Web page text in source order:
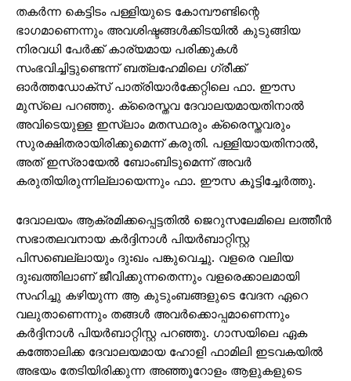
തകർന്ന കെട്ടിടം പള്ളിയുടെ കോമ്പൗണ്ടിന്റെ
ഭാഗമാണെന്നും അവശിഷ്ടങ്ങൾക്കിടയിൽ കുടുങ്ങിയ
നിരവധി പേര്‍ക്ക് കാര്യമായ പരിക്കുകള്‍
സംഭവിച്ചിട്ടുണ്ടെന്ന് ബത്‌ലഹേമിലെ ഗ്രീക്ക്
ഓർത്തഡോക്‌സ് പാത്രിയാർക്കേറ്റിലെ ഫാ. ഈസ
മുസ്‌ലെ പറഞ്ഞു. ക്രൈസ്തവ ദേവാലയമായതിനാല്‍
അവിടെയുള്ള ഇസ്ലാം മതസ്ഥരും ക്രൈസ്തവരും
സുരക്ഷിതരായിരിക്കുമെന്ന് കരുതി. പള്ളിയായതിനാൽ,
അത് ഇസ്രായേൽ ബോംബിടുമെന്ന് അവർ
കരുതിയിരുന്നില്ലായെന്നും ഫാ. ഈസ കൂട്ടിച്ചേര്‍ത്തു.
ദേവാലയം ആക്രമിക്കപ്പെട്ടതില്‍ ജെറുസലേമിലെ ലത്തീന്‍
സഭാതലവനായ കര്‍ദ്ദിനാള്‍ പിയര്‍ബാറ്റിസ്റ്റ
പിസബെല്ലായും ദുഃഖം പങ്കുവെച്ചു. വളരെ വലിയ
ദുഃഖത്തിലാണ് ജീവിക്കുന്നതെന്നും വളരെക്കാലമായി
സഹിച്ചു കഴിയുന്ന ആ കുടുംബങ്ങളുടെ വേദന ഏറെ
വലുതാണെന്നും തങ്ങള്‍ അവര്‍ക്കൊപ്പമാണെന്നും
കര്‍ദ്ദിനാള്‍ പിയര്‍ബാറ്റിസ്റ്റ പറഞ്ഞു. ഗാസയിലെ ഏക
കത്തോലിക്ക ദേവാലയമായ ഹോളി ഫാമിലി ഇടവകയില്‍
അഭയം തേടിയിരിക്കുന്ന അഞ്ഞൂറോളം ആളുകളുടെ